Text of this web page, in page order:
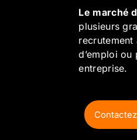
Le marché
plusieurs
d’emploi
entreprise.